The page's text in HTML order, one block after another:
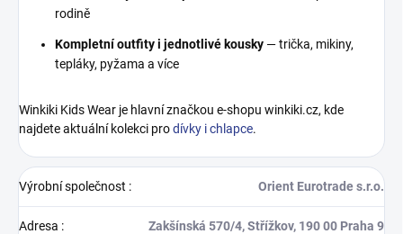
rodině
Kompletní outfity i jednotlivé kousky — trička, mikiny,
tepláky, pyžama a více
Winkiki Kids Wear je hlavní značkou e-shopu winkiki.cz, kde
najdete aktuální kolekci prodívky i chlapce.
Výrobní společnost : Orient Eurotrade s.r.o.
Adresa : Zakšínská 570/4, Střížkov, 190 00 Praha 9